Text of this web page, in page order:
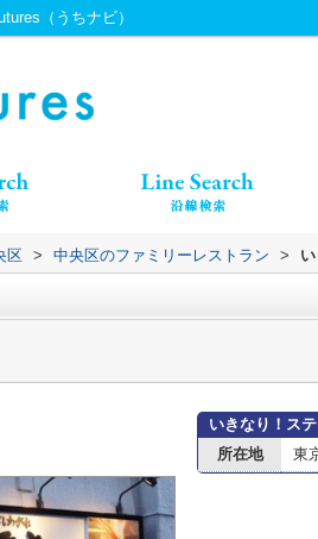
（うちナビ）
区 > 中央区のファミリーレストラン >
いきなり！ス
所在地
東